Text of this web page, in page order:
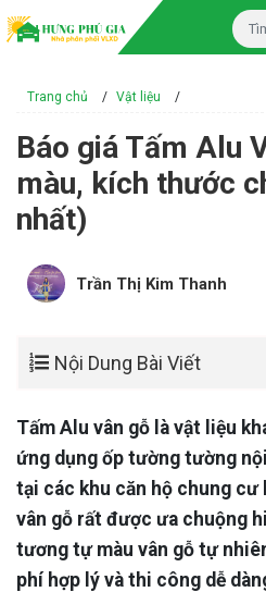
Trang chủ / Vật liệu /
Báo giá Tấm Alu
màu, kích thước
nhất)
Trần Thị Kim Thanh
Nội Dung Bài Viết
Tấm Alu vân gỗ là vật liệu
ứng dụng ốp tường tường
tại các khu căn hộ chung cư
vân gỗ rất được ưa chuộng
tương tự màu vân gỗ tự
phí hợp lý và thi công dễ